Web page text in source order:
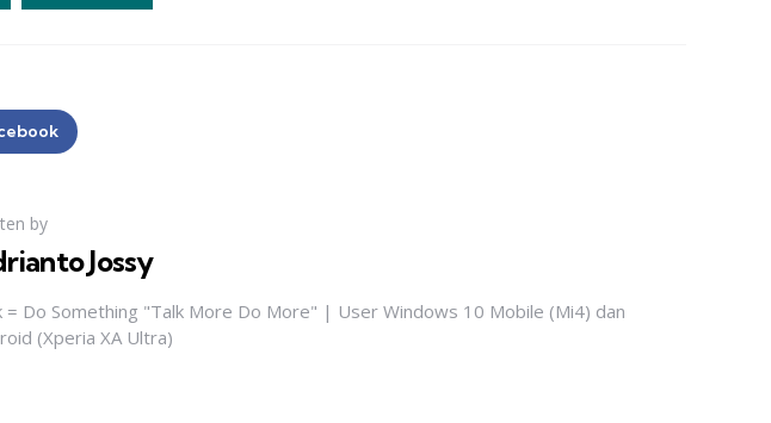
by
Jossy
= Do Something "Talk More Do More" | User Windows 10 Mobile (Mi4) dan
(Xperia XA Ultra)